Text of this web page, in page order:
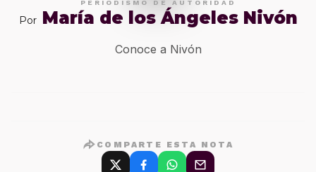
PERIODISMO DE AUTORIDAD
Por María de los Ángeles Nivón
Conoce a Nivón
COMPARTE ESTA NOTA